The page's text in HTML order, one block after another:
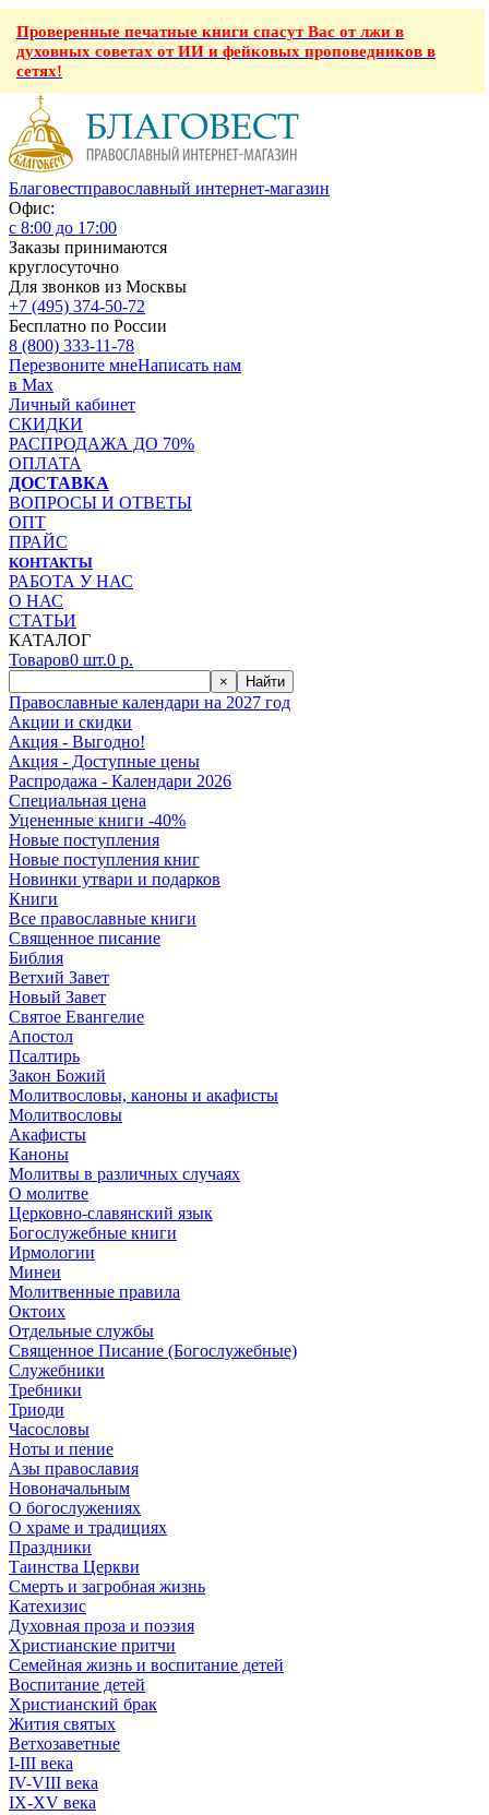
Проверенные печатные книги спасут Вас от лжи в
духовных советах от ИИ и фейковых проповедников в
сетях!
Благовестправославный интернет-магазин
Офис:
с 8:00 до 17:00
Заказы принимаются
круглосуточно
Для звонков из Москвы
+7 (495) 374-50-72
Бесплатно по России
8 (800) 333-11-78
Перезвоните мнеНаписать нам
в Max
Личный кабинет
СКИДКИ
РАСПРОДАЖА ДО 70%
ОПЛАТА
ДОСТАВКА
ВОПРОСЫ И ОТВЕТЫ
ОПТ
ПРАЙС
КОНТАКТЫ
РАБОТА У НАС
О НАС
СТАТЬИ
КАТАЛОГ
Товаров0 шт.0 р.
× Найти
Православные календари на 2027 год
Акции и скидки
Акция - Выгодно!
Акция - Доступные цены
Распродажа - Календари 2026
Специальная цена
Уцененные книги -40%
Новые поступления
Новые поступления книг
Новинки утвари и подарков
Книги
Все православные книги
Священное писание
Библия
Ветхий Завет
Новый Завет
Святое Евангелие
Апостол
Псалтирь
Закон Божий
Молитвословы, каноны и акафисты
Молитвословы
Акафисты
Каноны
Молитвы в различных случаях
О молитве
Церковно-славянский язык
Богослужебные книги
Ирмологии
Минеи
Молитвенные правила
Октоих
Отдельные службы
Священное Писание (Богослужебные)
Служебники
Требники
Триоди
Часословы
Ноты и пение
Азы православия
Новоначальным
О богослужениях
О храме и традициях
Праздники
Таинства Церкви
Смерть и загробная жизнь
Катехизис
Духовная проза и поэзия
Христианские притчи
Семейная жизнь и воспитание детей
Воспитание детей
Христианский брак
Жития святых
Ветхозаветные
I-III века
IV-VIII века
IX-XV века